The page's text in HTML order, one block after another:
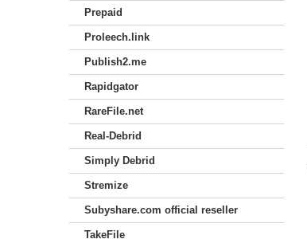
Prepaid
Proleech.link
Publish2.me
Rapidgator
RareFile.net
Real-Debrid
Simply Debrid
Stremize
Subyshare.com official reseller
TakeFile